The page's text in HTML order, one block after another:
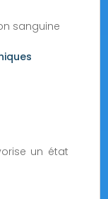
sanguine
un état